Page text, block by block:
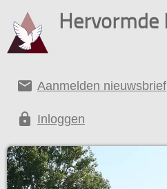
Hervormde
email Aanmelden nieuwsbrief
lock Inloggen